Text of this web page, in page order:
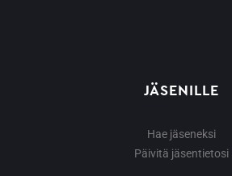
JÄSENILLE
Hae jäseneksi
Päivitä jäsentietosi